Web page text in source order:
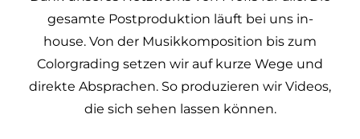
gesamte Postproduktion läuft bei uns in-
house. Von der Musikkomposition bis zum
Colorgrading setzen wir auf kurze Wege und
direkte Absprachen. So produzieren wir Videos,
die sich sehen lassen können.